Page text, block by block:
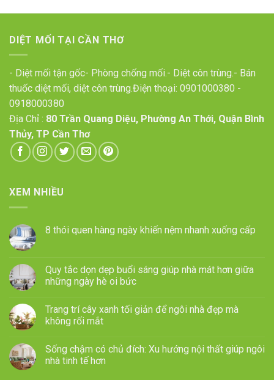
DIỆT MỐI TẠI CẦN THƠ
- Diệt mối tận gốc- Phòng chống mối.- Diệt côn trùng.- Bán
thuốc diệt mối, diệt côn trùng.Điện thoại: 0901000380 -
0918000380
Địa Chỉ : 80 Trần Quang Diệu, Phường An Thới, Quận Bình
Thủy, TP Cần Thơ
XEM NHIỀU
8 thói quen hàng ngày khiến nệm nhanh xuống cấp
Quy tắc dọn dẹp buổi sáng giúp nhà mát hơn giữa
những ngày hè oi bức
Trang trí cây xanh tối giản để ngôi nhà đẹp mà
không rối mắt
Sống chậm có chủ đích: Xu hướng nội thất giúp ngôi
nhà tinh tế hơn